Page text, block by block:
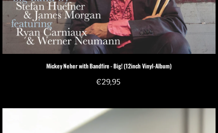
Mickey Neher with Bandfire - Big! (12inch Vinyl-Album)
€29,95